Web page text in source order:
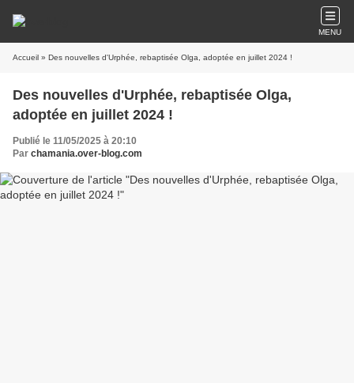
MENU
Accueil » Des nouvelles d'Urphée, rebaptisée Olga, adoptée en juillet 2024 !
Des nouvelles d'Urphée, rebaptisée Olga,
adoptée en juillet 2024 !
Publié le 11/05/2025 à 20:10
Par chamania.over-blog.com